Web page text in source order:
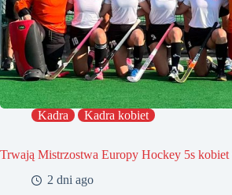
Kadra Kadra kobiet
Trwają Mistrzostwa Europy Hockey 5s kobiet
2 dni ago